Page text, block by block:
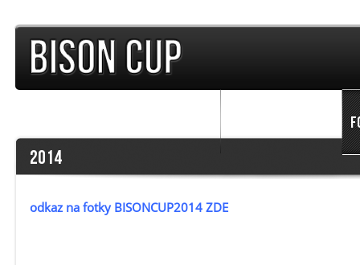
2014
odkaz na fotky BISONCUP2014 ZDE